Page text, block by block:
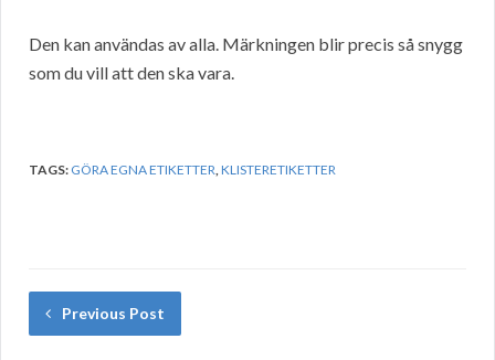
Den kan användas av alla. Märkningen blir precis så snygg
som du vill att den ska vara.
TAGS: GÖRA EGNA ETIKETTER,KLISTERETIKETTER
Previous Post